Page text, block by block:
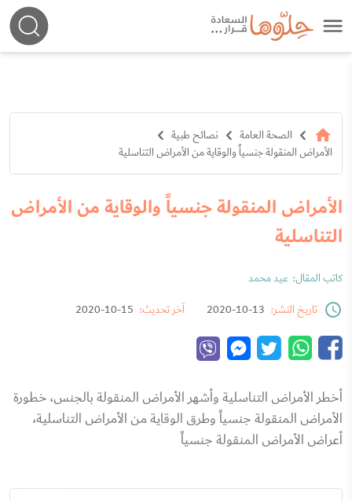
الصحة العامة
نصائح طبية
الأمراض المنقولة جنسياً والوقاية من الأمراض التناسلية
الأمراض المنقولة جنسياً والوقاية من الأمراض
التناسلية
كاتب المقال: عيد محمد
تاريخ النشر: 13-10-2020 آخر تحديث: 15-10-2020
أخطر الأمراض التناسلية وأشهر الأمراض المنقولة بالجنس، خطورة
الأمراض المنقولة جنسياً وطرق الوقاية من الأمراض التناسلية،
أعراض الأمراض المنقولة جنسياً